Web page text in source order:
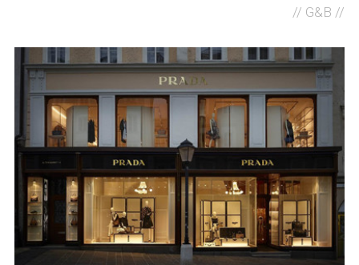
// G&B //